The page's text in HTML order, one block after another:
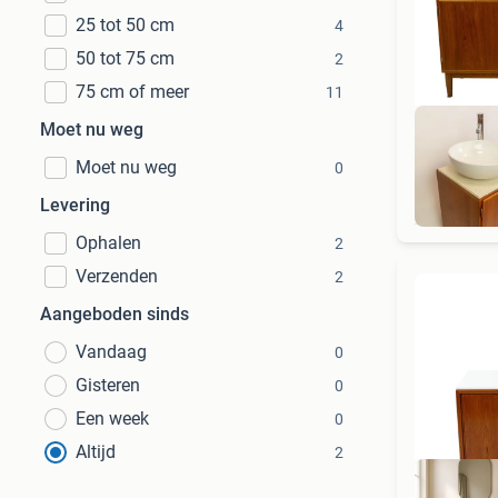
25 tot 50 cm 4
50 tot 75 cm 2
75 cm of meer 11
Moet nu weg
Moet nu weg
0
Levering
Ophalen
2
Verzenden 2
Aangeboden sinds
Vandaag
0
Gisteren 0
Een week 0
Altijd 2